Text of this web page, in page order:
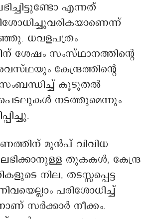
എന്നത്
ധവളപത്രം
ശേഷം സംസ്ഥാനത്തിന്റെ
കേന്ദ്രത്തിന്റെ
കൂടുതൽ
നടത്തുമെന്നും
മുൻപ് വിവിധ
തുകകൾ, കേന്ദ്ര
നില, തടസ്സപ്പെട്ട
പരിശോധിച്ച്
സർക്കാർ നീക്കം.